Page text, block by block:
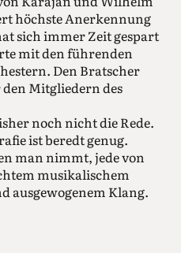
höchste Anerkennung
sich immer Zeit gespart
mit den führenden
Den Bratscher
Mitgliedern des
noch nicht die Rede.
ist beredt genug.
man nimmt, jede von
musikalischem
ausgewogenem Klang.